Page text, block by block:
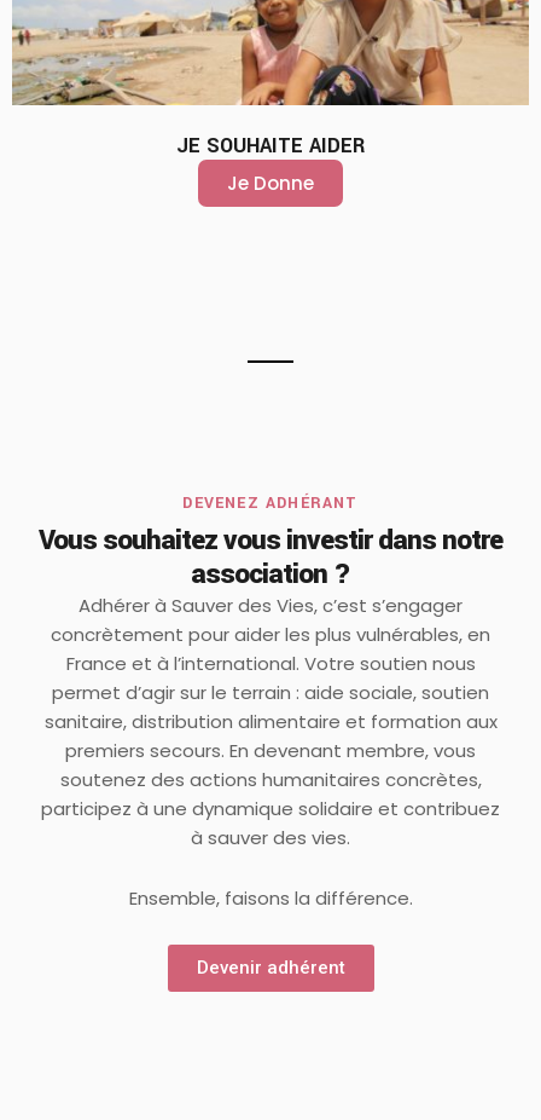
JE SOUHAITE AIDER
Je Donne
DEVENEZ ADHÉRANT
Vous souhaitez vous investir dans notre
association ?
Adhérer à Sauver des Vies, c’est s’engager
concrètement pour aider les plus vulnérables, en
France et à l’international. Votre soutien nous
permet d’agir sur le terrain : aide sociale, soutien
sanitaire, distribution alimentaire et formation aux
premiers secours. En devenant membre, vous
soutenez des actions humanitaires concrètes,
participez à une dynamique solidaire et contribuez
à sauver des vies.
Ensemble, faisons la différence.
Devenir adhérent